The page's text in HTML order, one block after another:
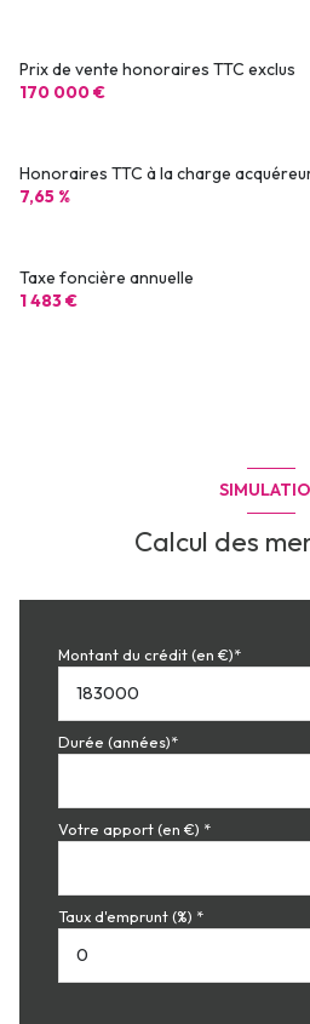
Prix de vente honoraires TTC exclus
170 000 €
Honoraires TTC à la charge
7,65 %
Taxe foncière annuelle
1 483 €
Calcul des
Montant du crédit (en €)*
Durée (années)*
Votre apport (en €) *
Taux d'emprunt (%) *